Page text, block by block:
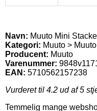
Navn: Muuto Mini
Kategori: Muuto >
Producent: Muuto
Varenummer:
EAN: 5710562157238
Vurderet til 4.2 ud af 5
Temmelig mange